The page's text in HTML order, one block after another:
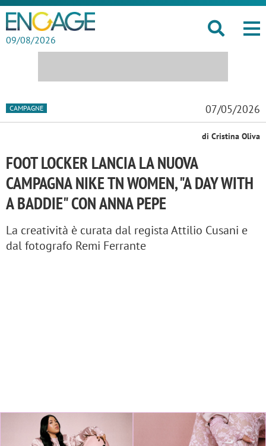
09/08/2026
CAMPAGNE 07/05/2026
di Cristina Oliva
FOOT LOCKER LANCIA LA NUOVA
CAMPAGNA NIKE TN WOMEN, "A DAY WITH
A BADDIE" CON ANNA PEPE
La creatività è curata dal regista Attilio Cusani e
dal fotografo Remi Ferrante